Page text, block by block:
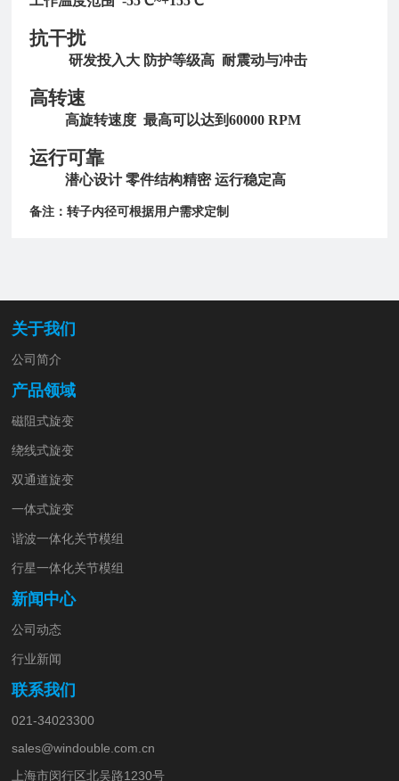
抗干扰
研发投入大 防护等级高 耐震动与冲击
高转速
高旋转速度 最高可以达到60000 RPM
运行可靠
潜心设计 零件结构精密 运行稳定高
备注：转子内径可根据用户需求定制
关于我们
公司简介
产品领域
磁阻式旋变
绕线式旋变
双通道旋变
一体式旋变
谐波一体化关节模组
行星一体化关节模组
新闻中心
公司动态
行业新闻
联系我们
021-34023300
sales@windouble.com.cn
上海市闵行区北吴路1230号